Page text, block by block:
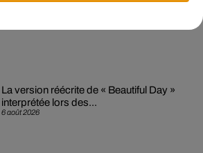
6 août 2026
La version réécrite de « Beautiful Day »
interprétée lors des...